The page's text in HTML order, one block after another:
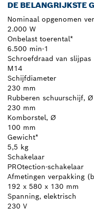
DE BELANGRIJKSTE
Nominaal opgenomen
2.000 W
Onbelast toerental*
6.500 min-1
Schroefdraad van slijpas
M14
Schijfdiameter
230 mm
Rubberen schuurschijf, Ø
230 mm
Komborstel, Ø
100 mm
Gewicht*
5,5 kg
Schakelaar
PROtection-schakelaar
Afmetingen verpakking
192 x 580 x 130 mm
Spanning, elektrisch
230 V